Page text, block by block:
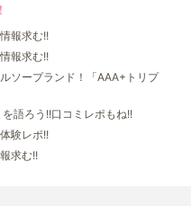
報求む!!
報求む!!
ソープランド！「AAA+トリプ
語ろう!!口コミレポもね!!
験レポ!!
求む!!